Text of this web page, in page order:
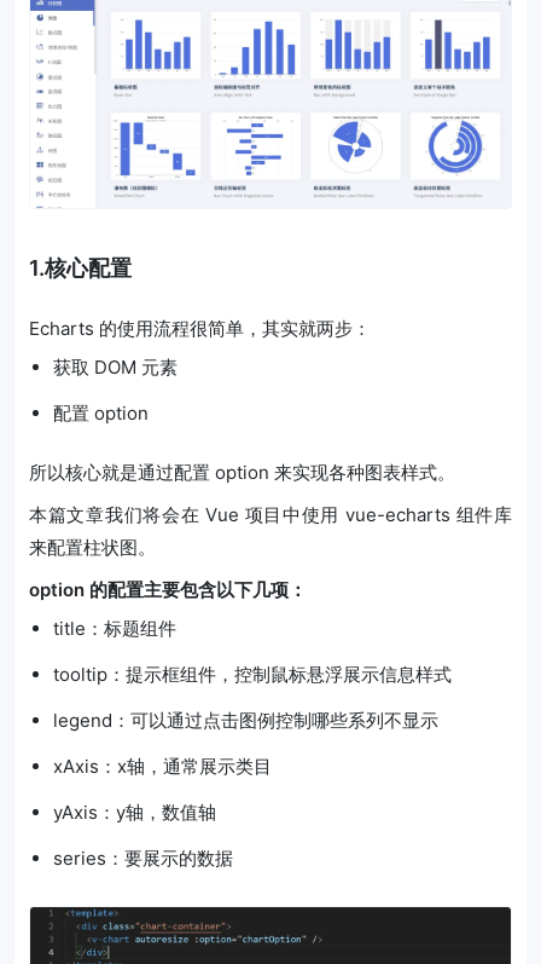
1.核心配置
Echarts 的使用流程很简单，其实就两步：
获取 DOM 元素
配置 option
所以核心就是通过配置 option 来实现各种图表样式。
本篇文章我们将会在 Vue 项目中使用 vue-echarts 组件库
来配置柱状图。
option 的配置主要包含以下几项：
title：标题组件
tooltip：提示框组件，控制鼠标悬浮展示信息样式
legend：可以通过点击图例控制哪些系列不显示
xAxis：x轴，通常展示类目
yAxis：y轴，数值轴
series：要展示的数据